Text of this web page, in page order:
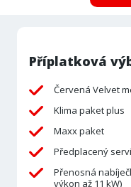
Příplatková
Červená Velvet
Klima paket plus
Maxx paket
Předplacený
Přenosná
výkon až 11 kW)